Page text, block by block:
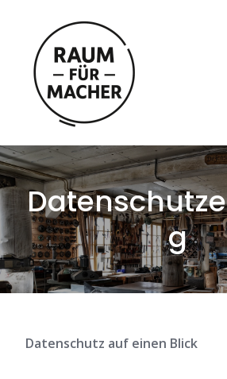
content
g
Datenschutz auf einen Blick